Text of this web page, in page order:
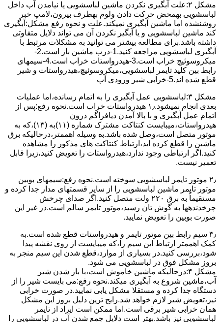
مشکل ۲:علت آبگیری نکردن ماشین لباسشویی یا نیامدن آب داخل
لباسشویی بهمحض ﺣﺮﮐﺖ دادن وﻟﻮم بهطرف ﺑﯿﺮون،ﻻﻣﭗ ﺧﺒﺮ
روشنشده اﻣﺎ ﻣﺎﺷﯿﻦ آﺑﮕﯿﺮی نمیکند.ﻋﻠﺖ و نحوه رﻓﻊ مشکل:آبگیری
کند ماشین لباسشویی و یا آبگیر نکردن آن می تواند دلایل متفاوتی
داشته باشد.برای مطالعه بیشتر می توانید به مشکلات مرتبط با
آبگیری لباسشویی مراجعه کنید.1-درب ﻣﺎﺷﯿﻦ ﺑﺎز اﺳﺖ.2-
ﻣﯿﮑﺮوﺳﻮﺋﯿﭻ ﺧﺮاب اﺳﺖ.3-ﻫﯿﺪرواﺳﺘﺎت ﺧﺮاب اﺳﺖ.4-سیمهای
راﺑﻂ ﺑﯿﻦ ﮐﻠﯿﺪ ﺗﺎﯾﻤﺮ لباسشویی،ﻣﯿﮑﺮوﺳﻮﺋﯿﭻ،ﻫﯿﺪرواﺳﺘﺎت و ﺷﯿﺮ
ﻗﻄﻊ ﺷﺪه اند.5-خرابی شیر ورودی آب
مشکل ۳:لباسشویی ﻋﻤﻞ آﺑﮕﯿﺮی را ﺑﻪ اﺗﻤﺎم رﺳﺎﻧﺪه،اﻣﺎ ﻋﻤﻠﯿﺎت
ﺑﻌﺪی اﻧﺠﺎم نمیشود.۱٫ ﻫﯿﺪرواﺳﺘﺎت ﺧﺮاب اﺳﺖ.نحوه رﻓﻊ:ﭘﺲ از
اﺗﻤﺎم عمل آﺑﮕﯿﺮی و ﺑﺎ ﺑﺎﻻ آﻣﺪن دﯾﺎﻓﺮاﮔﻢ درون
ﻫﯿﺪرواﺳﺘﺎت،میبایست ﮐﻨﺘﺎﮐﺖ ﻣﺸﺘﺮک شماره (۱۱)به (۱۳)،ﮐﻪ ﺑﻪ
ﻣﻮﺗﻮر ﻣﺘﺼﻞ اﺳﺖ،وﺻﻞ ﺷﺪه ﺑﺎﺷﺪ.ﺑه وسیله اهممتر،درحالیکه ﺑﺮق
ﻣﺎﺷﯿﻦ را ﻗﻄﻊ کرده اید،ارﺗﺒﺎط ﮐﻨﺘﺎﮐﺖ ﻫﺎی ﻣﺬﮐﻮر را ﻣﺸﺎﻫﺪه
کنید.اﮔﺮ ارﺗﺒﺎطی وجود ندارد،ﻫﯿﺪرواﺳﺘﺎت را ﺗﻌﻮﯾﺾ ﮐﻨﯿﺪ،زﯾﺮا قابل
ﺗﻌﻤﯿﺮ نیست.
۲٫ ﻣﻮﺗﻮر ﺗﺎﯾﻤﺮ لباسشویی ﺳﻮﺧﺘﻪ اﺳﺖ.نحوه رﻓﻊ:سیمهای ﺑﻮﺑﯿﻦ
ﻣﻮﺗﻮر ﺗﺎﯾﻤﺮ ماشین لباسشویی را از ﺳﺎﯾﺮ قسمتهای ﻣﺪار ﺟﺪا کرده و
مستقیماً ﺑﻪ برق ۲۲۰ وﻟﺖ ﻣﺘﺼﻞ کنید.اﮔﺮ ﺻﺪای ﭼﺮﺧﺶ
چرخدندهها به گوش تان رﺳﯿﺪ،ﻣﻮﺗﻮر ﺗﺎﯾﻤﺮ ﺳﺎﻟﻢ اﺳﺖ.در ﻏﯿﺮ اﯾﻦ
ﺻﻮرت ﺑﻮﺑﯿﻦ را ﺗﻌﻮﯾﺾ ﻧﻤﺎﯾﯿﺪ.
۳٫ ﺳﯿﻢ راﺑﻂ ﺑﯿﻦ ﻣﻮﺗﻮر ﺗﺎﯾﻤﺮ و ﻫﯿﺪرواﺳﺘﺎت ﻗﻄﻊ ﺷﺪه اﺳﺖ.به
کمک اهممتر ارﺗﺒﺎط اﯾﻦ ﺳﯿﻢ را،ﮐﻪ میبایست از روی ﻧﻘﺸﻪ ﭘﯿﺪا
ﺷﻮد،بررسی ﮐﻨﯿﺪ.در ﺑﺴﯿﺎری از موارد،ﻗﻄﻊ ﺷﺪن اﯾﻦ ﺳﯿﻢ ﻣﻨﺠﺮ ﺑﻪ
ﺑﺮوز مشکل ﻓﻮق در لباسشویی می شود.
مشکل ۴:درحالیکه ﻣﺎﺷﯿﻦ ﺧﺎﻣﻮش اﺳﺖ،ﺑﺎ ﺑﺎز ﺷﺪن ﺷﯿﺮ
آب،ﻣﺎﺷﯿﻦ ﺷﺮوع ﺑﻪ آﺑﮕﯿﺮی میکند.نحوه رﻓﻊ:می بایست ﺷﯿﺮ را از
دستگاه جدا کرده و مستقلا مشکل یابی نمایید.در صورت خرابی
نیز،تعویض شیر لازم خواهد شد.رایج ترین دلیل بروز این مشکل
همان خرابی شیر برقی است.اما ممکن است ایراد از تایمر
لباسشویی نیز باشد.بهتر است دلایل جمع شدن آب در لباسشویی را